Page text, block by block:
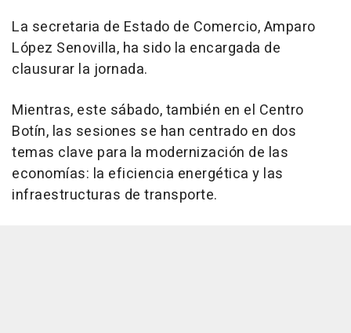
La secretaria de Estado de Comercio, Amparo
López Senovilla, ha sido la encargada de
clausurar la jornada.
Mientras, este sábado, también en el Centro
Botín, las sesiones se han centrado en dos
temas clave para la modernización de las
economías: la eficiencia energética y las
infraestructuras de transporte.